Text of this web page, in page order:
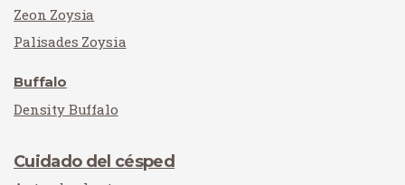
Zeon Zoysia
Palisades Zoysia
Buffalo
Density Buffalo
Cuidado del césped